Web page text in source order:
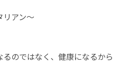
リアン～
のではなく、健康になるから